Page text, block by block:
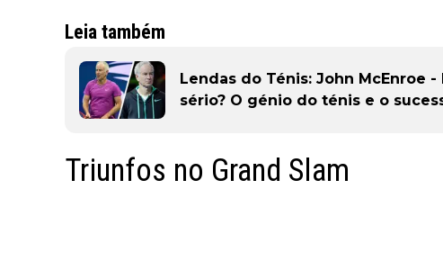
Leia também
Lendas do Ténis: John McEnroe
sério? O génio do ténis e o
Triunfos no Grand Slam